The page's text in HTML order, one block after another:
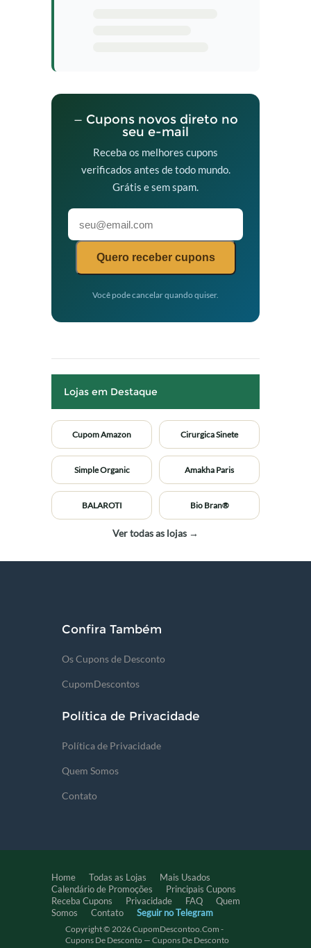
— Cupons novos direto no
seu e-mail
Receba os melhores cupons
verificados antes de todo mundo.
Grátis e sem spam.
Quero receber cupons
Você pode cancelar quando quiser.
Lojas em Destaque
Cupom Amazon Cirurgica Sinete
Simple Organic Amakha Paris
BALAROTI Bio Bran®
Ver todas as lojas →
Confira Também
Os Cupons de Desconto
CupomDescontos
Política de Privacidade
Política de Privacidade
Quem Somos
Contato
Home Todas as Lojas
Mais Usados
Calendário de Promoções
Principais Cupons
Receba Cupons
Privacidade FAQ
Quem
Somos
Contato Seguir no Telegram
Copyright © 2026 CupomDescontoo.com -
Cupons De Desconto — Cupons De Desconto